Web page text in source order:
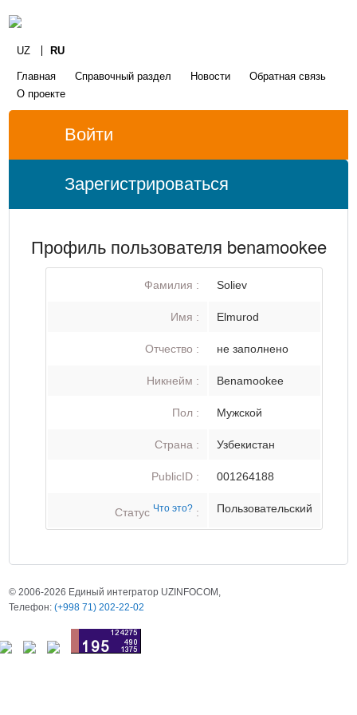
UZ RU
Главная Справочный раздел Новости
Обратная связь
О проекте
Войти
Зарегистрироваться
Профиль пользователя benamookee
Фамилия : Soliev
Имя : Elmurod
Отчество : не заполнено
Никнейм : Benamookee
Пол : Мужской
Страна : Узбекистан
PublicID : 001264188
Статус Что это? : Пользовательский
© 2006-2026 Единый интегратор UZINFOCOM,
Телефон:(+998 71) 202-22-02